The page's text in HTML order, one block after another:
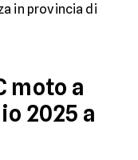
in provincia di
moto a
2025 a